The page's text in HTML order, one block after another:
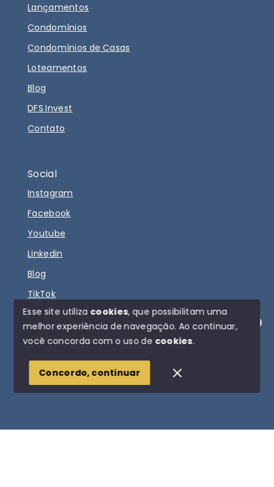
Olá! Estamos disponíveis para te ajudar.
Lançamentos
Condomínios
Condomínios de Casas
Loteamentos
Blog
DFS Invest
Contato
Social
Instagram
Facebook
Youtube
Linkedin
Blog
TikTok
© Copyright 2026 - DIOGO FERNANDO IMÓVEIS - Todos
SITE PARA IMOBILIARIA
Esse site utiliza cookies, que possibilitam uma
melhor experiência de navegação.Ao continuar,
você concorda com o uso de cookies.
Concordo, continuar